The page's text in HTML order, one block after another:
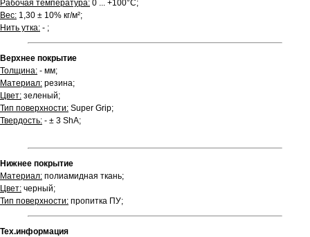
Рабочая температура: 0 ... +100°С;
Вес: 1,30 ± 10% кг/м²;
Нить утка: - ;
Верхнее покрытие
Толщина: - мм;
Материал: резина;
Цвет: зеленый;
Тип поверхности: Super Grip;
Твердость: - ± 3 ShA;
Нижнее покрытие
Материал: полиамидная ткань;
Цвет: черный;
Тип поверхности: пропитка ПУ;
Тех.информация